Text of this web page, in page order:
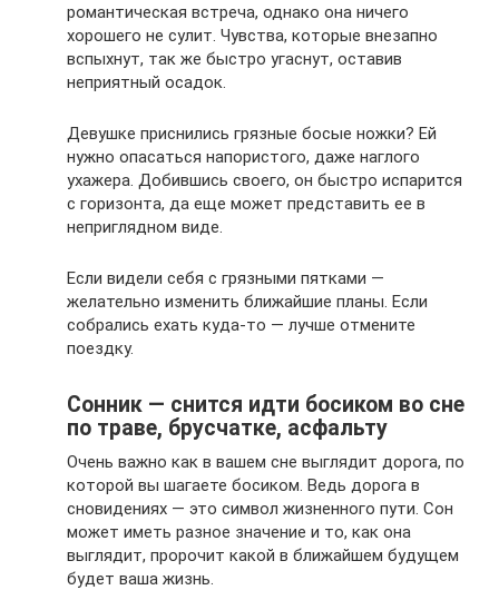
романтическая встреча, однако она ничего
хорошего не сулит. Чувства, которые внезапно
вспыхнут, так же быстро угаснут, оставив
неприятный осадок.
Девушке приснились грязные босые ножки? Ей
нужно опасаться напористого, даже наглого
ухажера. Добившись своего, он быстро испарится
с горизонта, да еще может представить ее в
неприглядном виде.
Если видели себя с грязными пятками —
желательно изменить ближайшие планы. Если
собрались ехать куда-то — лучше отмените
поездку.
Сонник — снится идти босиком во сне
по траве, брусчатке, асфальту
Очень важно как в вашем сне выглядит дорога, по
которой вы шагаете босиком. Ведь дорога в
сновидениях — это символ жизненного пути. Сон
может иметь разное значение и то, как она
выглядит, пророчит какой в ближайшем будущем
будет ваша жизнь.